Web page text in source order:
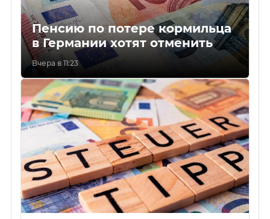
Пенсию по потере кормильца
в Германии хотят отменить
Вчера в 11:23